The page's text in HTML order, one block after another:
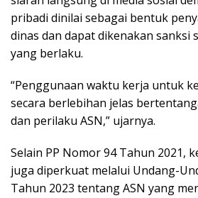
pribadi dinilai sebagai bentuk
dinas dan dapat dikenakan sanksi
yang berlaku.
“Penggunaan waktu kerja untuk
secara berlebihan jelas
dan perilaku ASN,” ujarnya.
Selain PP Nomor 94 Tahun 2021,
juga diperkuat melalui Undang-
Tahun 2023 tentang ASN yang